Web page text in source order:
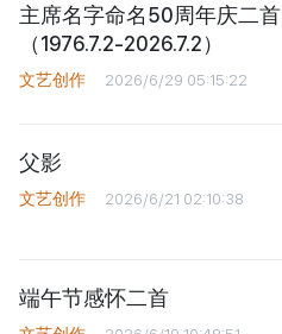
主席名字命名50周年庆二首
（1976.7.2-2026.7.2）
文艺创作 2026/6/29 05:15:22
父影
文艺创作 2026/6/21 02:10:38
端午节感怀二首